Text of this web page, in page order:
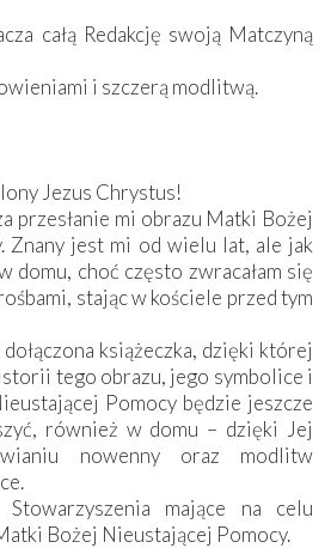
całą Redakcję swoją Matczyną
i szczerą modlitwą.
Jezus Chrystus!
przesłanie mi obrazu Matki Bożej
Znany jest mi od wielu lat, ale jak
domu, choć często zwracałam się
stając w kościele przed tym
książeczka, dzięki której
tego obrazu, jego symbolice i
Pomocy będzie jeszcze
również w domu – dzięki Jej
nowenny oraz modlitw
Stowarzyszenia mające na celu
Bożej Nieustającej Pomocy.